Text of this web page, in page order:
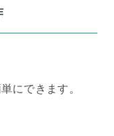
にできます。